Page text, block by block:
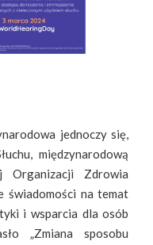
jednoczy się,
międzynarodową
Organizacji Zdrowia
świadomości na temat
i wsparcia dla osób
„Zmiana sposobu